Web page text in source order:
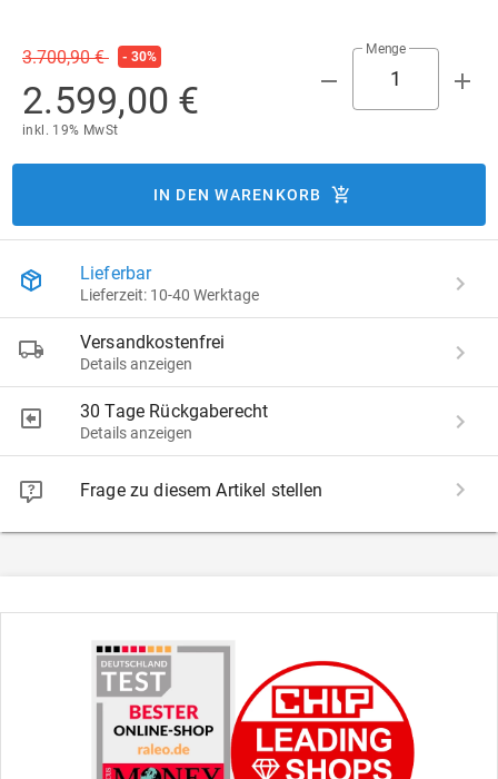
3.700,90 € - 30%
2.599,00 €
inkl. 19% MwSt
Menge
IN DEN WARENKORB
Lieferbar
Lieferzeit: 10-40 Werktage
Versandkostenfrei
Details anzeigen
30 Tage Rückgaberecht
Details anzeigen
Frage zu diesem Artikel stellen